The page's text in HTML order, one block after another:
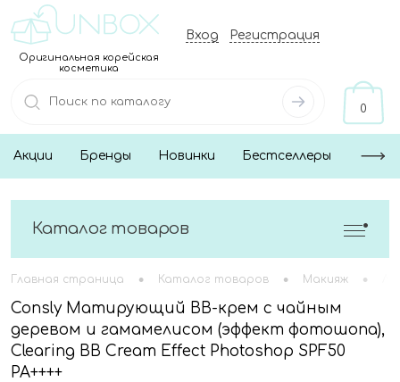
Оригинальная корейская
косметика
Вход Регистрация
0
Акции Бренды Новинки Бестселлеры
Каталог товаров
Главная страница • Каталог товаров • Макияж •
Consly Матирующий BB-крем с чайным
деревом и гамамелисом (эффект фотошопа),
Clearing BB Cream Effect Photoshop SPF50
PA++++